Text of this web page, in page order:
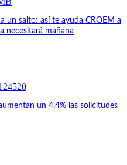
un salto: así te ayuda CROEM a
necesitará mañana
un 4,4% las solicitudes